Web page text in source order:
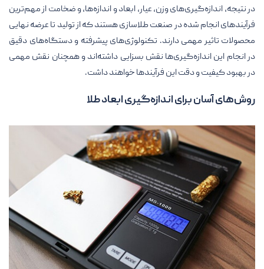
در نتیجه، اندازه‌گیری‌های وزن، عیار، ابعاد و اندازه‌ها، و ضخامت از مهم‌ترین
فرآیندهای انجام شده در صنعت طلا‌سازی هستند که از تولید تا عرضه نهایی
محصولات تاثیر مهمی دارند. تکنولوژی‌های پیشرفته و دستگاه‌های دقیق
در انجام این اندازه‌گیری‌ها نقش بسزایی داشته‌اند و همچنان نقش مهمی
در بهبود کیفیت و دقت این فرآیندها خواهند داشت.
روش‌های آسان برای اندازه‌گیری ابعاد طلا